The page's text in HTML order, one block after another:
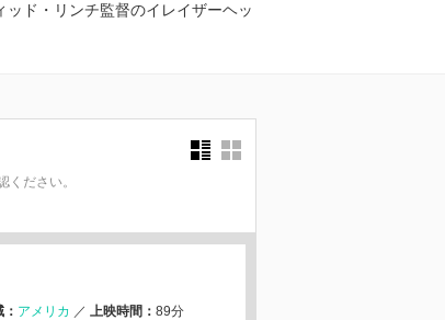
ド・リンチ監督のイレイザーヘッ
ださい。
アメリカ ／ 上映時間： 89分